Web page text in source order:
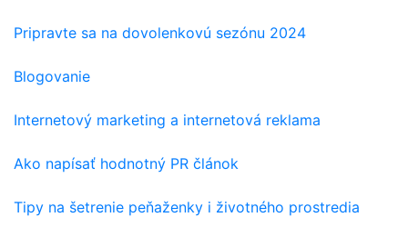
Pripravte sa na dovolenkovú sezónu 2024
Blogovanie
Internetový marketing a internetová reklama
Ako napísať hodnotný PR článok
Tipy na šetrenie peňaženky i životného prostredia